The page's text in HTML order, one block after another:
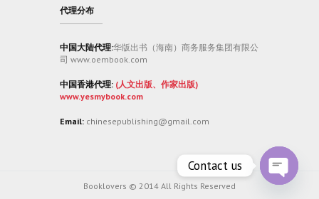
代理分布
中国大陆代理:华版出书（海南）商务服务集团有限公
司 www.oembook.com
中国香港代理: (人文出版、作家出版)
www.yesmybook.com
Email: chinesepublishing@gmail.com
Booklovers © 2014 All Rights Reserved
Contact us